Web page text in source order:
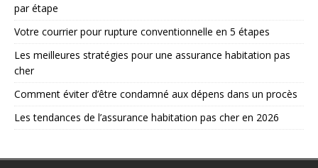
par étape
Votre courrier pour rupture conventionnelle en 5 étapes
Les meilleures stratégies pour une assurance habitation pas
cher
Comment éviter d’être condamné aux dépens dans un procès
Les tendances de l’assurance habitation pas cher en 2026